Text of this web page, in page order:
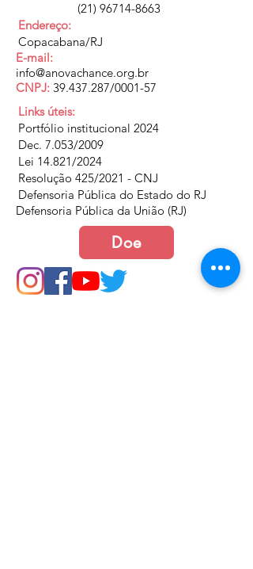
(21) 96714-8663
Endereço:
Copacabana/RJ
E-mail:
info@anovachance.org.br
CNPJ: 39.437.287/0001-57
Links úteis:
Portfólio institucional 2024
Dec. 7.053/2009
Lei 14.821/2024
Resolução 425/2021 - CNJ
Defensoria Pública do Estado do RJ
Defensoria Pública da União (RJ)
Doe